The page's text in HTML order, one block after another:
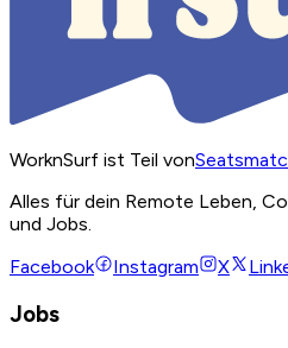
WorknSurf ist Teil von
Alles für dein Remote Leben,
und Jobs.
Facebook
Instagram X
Jobs